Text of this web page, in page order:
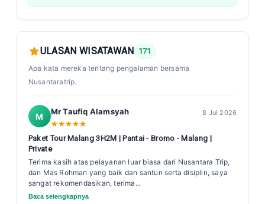
ULASAN WISATAWAN
171
Apa kata mereka tentang pengalaman bersama
Nusantaratrip.
M Mr Taufiq Alamsyah 8 Jul 2026
Paket Tour Malang 3H2M | Pantai - Bromo - Malang |
Private
Terima kasih atas pelayanan luar biasa dari Nusantara Trip,
dan Mas Rohman yang baik dan santun serta disiplin, saya
sangat rekomendasikan, terima...
Baca selengkapnya